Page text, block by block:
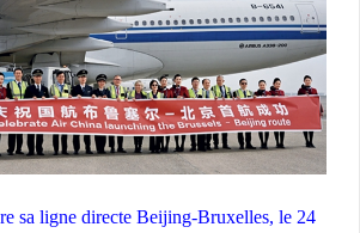
sa ligne directe Beijing-Bruxelles, le 24